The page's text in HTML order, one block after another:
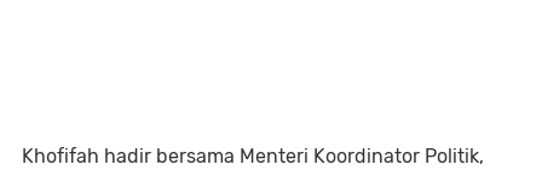
Khofifah hadir bersama Menteri Koordinator Politik,